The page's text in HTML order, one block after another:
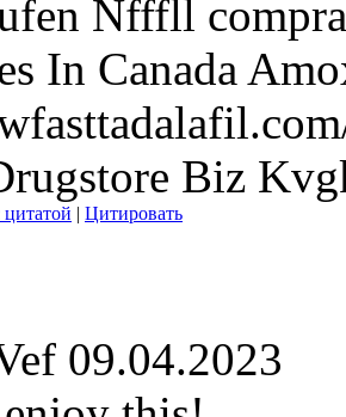
Nfffll
In Canada
Biz
цитатой | Цитировать
09.04.2023